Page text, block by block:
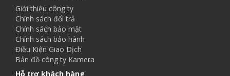
Giới thiệu công ty
Chính sách đổi trả
Chính sách bảo mật
Chính sách bảo hành
Điều Kiện Giao Dịch
Bản đồ công ty Kamera
Hỗ trợ khách hàng